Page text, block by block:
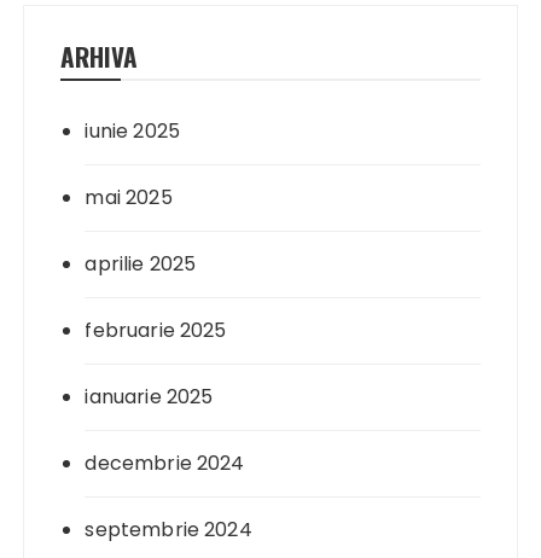
ARHIVA
iunie 2025
mai 2025
aprilie 2025
februarie 2025
ianuarie 2025
decembrie 2024
septembrie 2024